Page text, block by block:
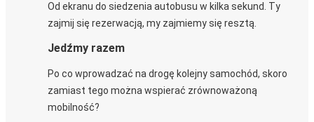
Od ekranu do siedzenia autobusu w kilka sekund. Ty
zajmij się rezerwacją, my zajmiemy się resztą.
Jedźmy razem
Po co wprowadzać na drogę kolejny samochód, skoro
zamiast tego można wspierać zrównoważoną
mobilność?